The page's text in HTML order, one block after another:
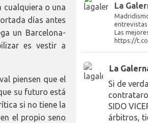
cualquiera o una
días antes
un Barcelona-
es vestir a
piensen que el
su futuro está
si no tiene la
el propio seno
La
entrevistas
Las
https://
La
Si de
SIDO
árbitros,